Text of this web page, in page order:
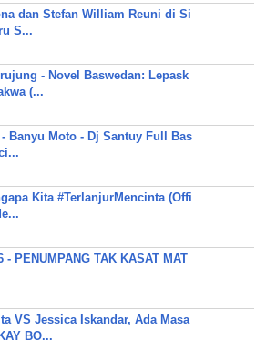
dan Stefan William Reuni di Si
S...
- Novel Baswedan: Lepask
(...
Banyu Moto - Dj Santuy Full Bas
Kita #TerlanjurMencinta (Offi
- PENUMPANG TAK KASAT MAT
VS Jessica Iskandar, Ada Masa
BO...